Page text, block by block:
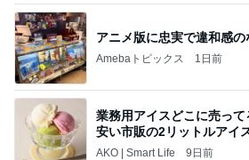
アニメ版に忠実で違和感の
Amebaトピックス 1日前
業務用アイスどこに売っ
安い市販の2リットルアイ
トレ
AKO | Smart Life 9日前